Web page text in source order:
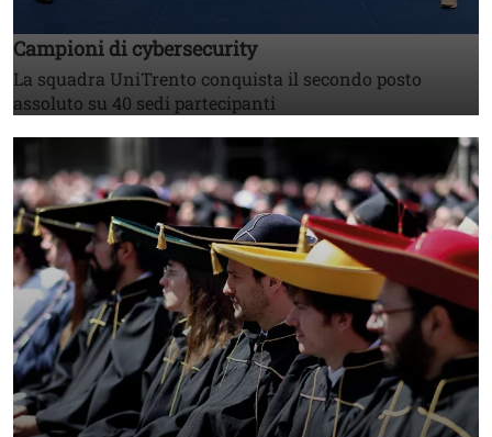
Campioni di cybersecurity
La squadra UniTrento conquista il secondo posto
assoluto su 40 sedi partecipanti